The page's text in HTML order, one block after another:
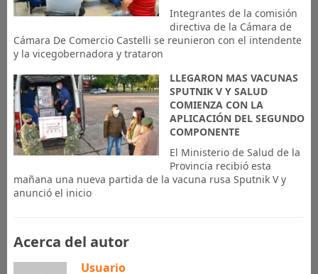
Integrantes de la comisión
directiva de la Cámara de
Cámara De Comercio Castelli se reunieron con el intendente
y la vicegobernadora y trataron
LLEGARON MAS VACUNAS
SPUTNIK V Y SALUD
COMIENZA CON LA
APLICACIÓN DEL SEGUNDO
COMPONENTE
El Ministerio de Salud de la
Provincia recibió esta
mañana una nueva partida de la vacuna rusa Sputnik V y
anunció el inicio
Acerca del autor
Usuario